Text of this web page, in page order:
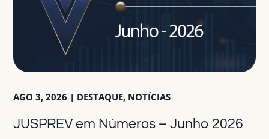
JUSPREV em Números – Junho 2026
AGO 3, 2026 | DESTAQUE, NOTÍCIAS